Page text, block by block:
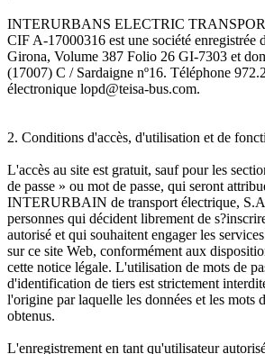
INTERURBANS ELECTRIC
CIF A-17000316 est une société enregistrée
Girona, Volume 387 Folio 26 GI-7303 et
(17007) C / Sardaigne nº16. Téléphone
électronique lopd@teisa-bus.com.
2. Conditions d'accès, d'utilisation et de
L'accès au site est gratuit, sauf pour les
de passe » ou mot de passe, qui seront
INTERURBAIN de transport électrique,
personnes qui décident librement de
autorisé et qui souhaitent engager les
sur ce site Web, conformément aux
cette notice légale. L'utilisation de mots de
d'identification de tiers est strictement
l'origine par laquelle les données et les mots
obtenus.
L'enregistrement en tant qu'utilisateur